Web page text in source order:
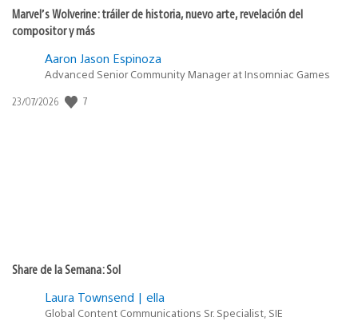
Marvel’s Wolverine: tráiler de historia, nuevo arte, revelación del
compositor y más
Aaron Jason Espinoza
Advanced Senior Community Manager at Insomniac Games
Fecha
23/07/2026 7
Share de la Semana: Sol
Laura Townsend | ella
Global Content Communications Sr. Specialist, SIE